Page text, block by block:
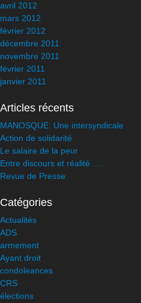
avril 2012
mars 2012
février 2012
décembre 2011
novembre 2011
février 2011
janvier 2011
Articles récents
MANOSQUE: Une intersyndicale
Action de solidarité
Le salaire de la peur
Entre discours et réalité ….
Revue de Presse
Catégories
Actualités
ADS
armement
Ayant droit
condoleances
CRS
élections